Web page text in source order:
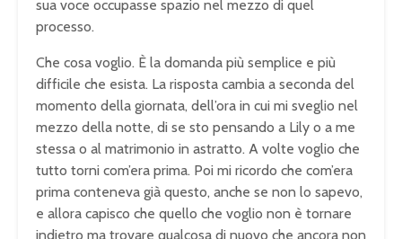
sua voce occupasse spazio nel mezzo di quel
processo.
Che cosa voglio. È la domanda più semplice e più
difficile che esista. La risposta cambia a seconda del
momento della giornata, dell’ora in cui mi sveglio nel
mezzo della notte, di se sto pensando a Lily o a me
stessa o al matrimonio in astratto. A volte voglio che
tutto torni com’era prima. Poi mi ricordo che com’era
prima conteneva già questo, anche se non lo sapevo,
e allora capisco che quello che voglio non è tornare
indietro ma trovare qualcosa di nuovo che ancora non